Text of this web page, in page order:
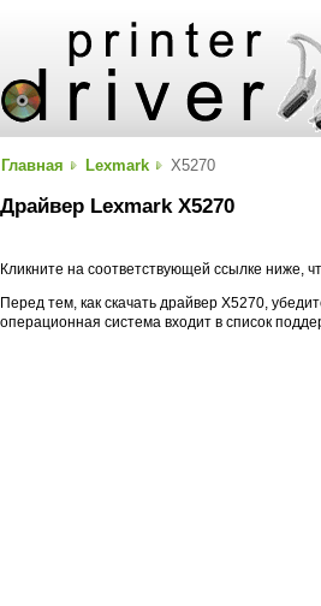
Главная Lexmark X5270
Драйвер Lexmark X5270
Кликните на соответствующей ссылке ниже,
Перед тем, как скачать драйвер X5270,
операционная система входит в список